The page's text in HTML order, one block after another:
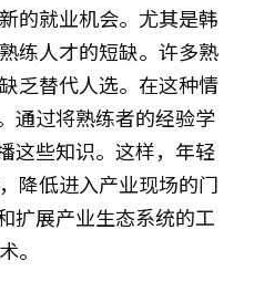
的就业机会。尤其是韩
练人才的短缺。许多熟
乏替代人选。在这种情
通过将熟练者的经验学
这些知识。这样，年轻
降低进入产业现场的门
扩展产业生态系统的工
。